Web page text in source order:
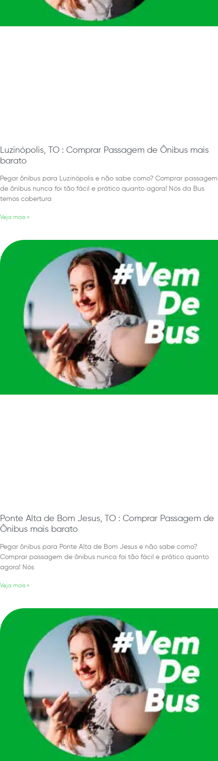
Luzinópolis, TO : Comprar Passagem de Ônibus mais
barato
Pegar ônibus para Luzinópolis e não sabe como? Comprar passagem
de ônibus nunca foi tão fácil e prático quanto agora! Nós da Bus
temos cobertura
Veja mais »
Ponte Alta de Bom Jesus, TO : Comprar Passagem de
Ônibus mais barato
Pegar ônibus para Ponte Alta de Bom Jesus e não sabe como?
Comprar passagem de ônibus nunca foi tão fácil e prático quanto
agora! Nós
Veja mais »